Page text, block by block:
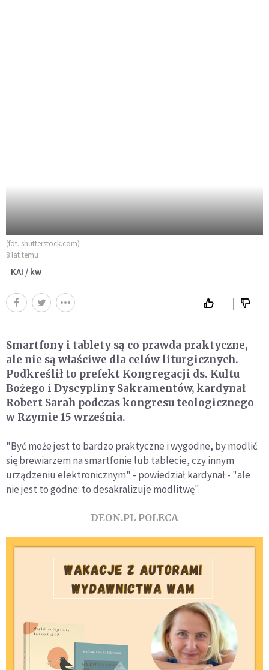
(fot. shutterstock.com)
8 lat temu
KAI / kw
Smartfony i tablety są co prawda praktyczne,
ale nie są właściwe dla celów liturgicznych.
Podkreślił to prefekt Kongregacji ds. Kultu
Bożego i Dyscypliny Sakramentów, kardynał
Robert Sarah podczas kongresu teologicznego
w Rzymie 15 września.
"Być może jest to bardzo praktyczne i wygodne, by modlić
się brewiarzem na smartfonie lub tablecie, czy innym
urządzeniu elektronicznym" - powiedział kardynał - "ale
nie jest to godne: to desakralizuje modlitwę".
DEON.PL POLECA